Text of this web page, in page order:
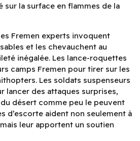
la surface en flammes de la
Fremen experts invoquent
et les chevauchent au
inégalée. Les lance-roquettes
camps Fremen pour tirer sur les
Les soldats suspenseurs
lancer des attaques surprises,
désert comme peu le peuvent
d’escorte aident non seulement à
leur apportent un soutien